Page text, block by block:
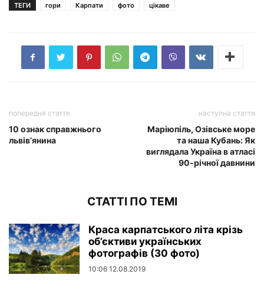
ТЕГИ гори Карпати фото цікаве
попередня стаття
​10 ознак cправжнього
львів’янина
наступна стаття
Маріюпіль, Озівське море
та наша Кубань: Як
виглядала Україна в атласі
90-річної давнини
СТАТТІ ПО ТЕМІ
Краса карпатського літа крізь
об’єктиви українських
фотографів (30 фото)
10:06 12.08.2019